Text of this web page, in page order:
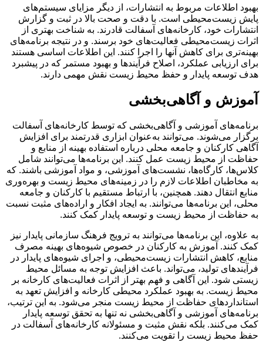
بهبود اطلاعات مربوط به انتشارات، از دیگر مزایای سیستم‌های
پایش زیست‌محیطی است. با دقت و صحت بالا در ثبت و گزارش
انتشارات خود، کارخانه‌های آسفالت قادرند. به شناخت بهتری از
اثرات زیست‌محیطی فعالیت‌های خود برسند. و در نتیجه برنامه‌های
بهینه‌تری برای کاهش آنها را اجرا کنند. این اطلاعات اساسی هستند
برای ارزیابی عملکرد، اصلاح فرآیندها و بهبود مستمر که در پیشبرد
هدف توسعه پایدار و حفظ محیط زیست نقش مهمی دارند.
آموزش و آگاهی‌بخشی
برنامه‌های آموزشی و آگاهی‌بخشی که توسط کارخانه‌های آسفالت
برگزار می‌شوند. می‌توانند به‌عنوان ابزاری قدرتمند برای افزایش
آگاهی کارکنان و جامعه محلی درباره استفاده بهینه از منابع و
حفاظت از محیط زیست عمل کنند. این برنامه‌ها می‌توانند شامل
کلاس‌ها، کارگاه‌ها، نشست‌های آموزشی، و مواد آموزشی باشند. که
به مخاطبان اطلاعات لازم را در زمینه‌های محیط زیست و بهره‌وری
منابع انتقال دهند. همچنین، با ارتباط مستقیم با کارکنان و جامعه
محلی، این برنامه‌ها می‌توانند. به ایجاد افکار و اراده‌های مثبت نسبت
به حفاظت از محیط زیست و توسعه پایدار کمک کنند.
به علاوه، این برنامه‌ها می‌توانند به ترویج فرهنگ سازمانی پایدار نیز
کمک کنند. آموزش به کارکنان در خصوص شیوه‌های بهینه مصرف
منابع، کاهش انتشارات زیست‌محیطی، و اجرای شیوه‌های پایدار در
فرآیندهای تولید، می‌تواند. باعث افزایش توجه به مسائل محیط
زیستی شود. این آگاهی و فهم بهتر از اثرات فعالیت‌های کارخانه بر
محیط زیست. به بهبود عملکرد محیطی کارخانه و افزایش تعهد به
استانداردهای حفاظت از محیط زیست منجر می‌شود. به این ترتیب،
برنامه‌های آموزشی و آگاهی‌بخشی نه تنها به تحقق توسعه پایدار
کمک می‌کنند. بلکه نقش مثبت و مسئولانه کارخانه‌های آسفالت در
حفظ محیط زیست را تقویت می‌کنند.